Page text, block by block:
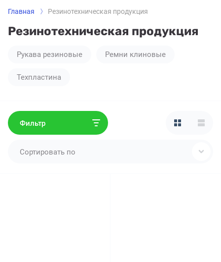
Главная Резинотехническая продукция
Резинотехническая продукция
Рукава резиновые Ремни клиновые
Техпластина
Фильтр
Сортировать по